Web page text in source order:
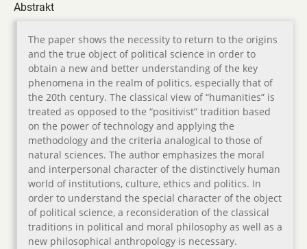
Abstrakt
The paper shows the necessity to return to the origins
and the true object of political science in order to
obtain a new and better understanding of the key
phenomena in the realm of politics, especially that of
the 20th century. The classical view of “humanities” is
treated as opposed to the “positivist” tradition based
on the power of technology and applying the
methodology and the criteria analogical to those of
natural sciences. The author emphasizes the moral
and interpersonal character of the distinctively human
world of institutions, culture, ethics and politics. In
order to understand the special character of the object
of political science, a reconsideration of the classical
traditions in political and moral philosophy as well as a
new philosophical anthropology is necessary.